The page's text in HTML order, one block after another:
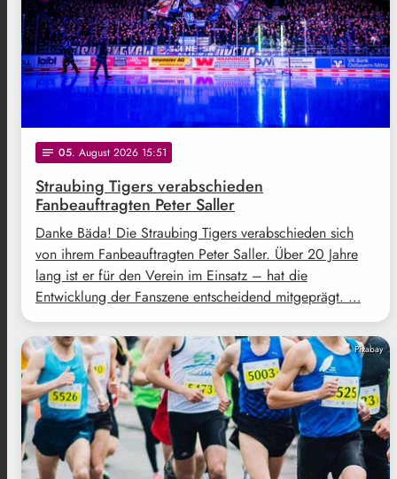
notes 05. August 2026 15:51
Straubing Tigers verabschieden
Fanbeauftragten Peter Saller
Danke Bäda! Die Straubing Tigers verabschieden sich
von ihrem Fanbeauftragten Peter Saller. Über 20 Jahre
lang ist er für den Verein im Einsatz – hat die
Entwicklung der Fanszene entscheidend mitgeprägt. …
Pixabay